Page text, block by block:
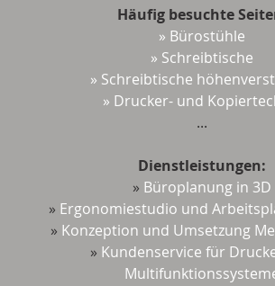
Häufig besuchte
» Bürostühle
» Schreibtische
» Schreibtische
» Drucker- und
...
Dienstleistungen:
» Büroplanung in 3D
» Ergonomiestudio und
» Konzeption und Umsetzung
» Kundenservice für